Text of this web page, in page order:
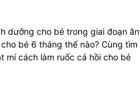
dưỡng cho bé trong giai đoạn ăn
bé 6 tháng thế nào? Cùng tìm
mí cách làm ruốc cá hồi cho bé